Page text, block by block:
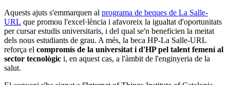
Aquests ajuts s'emmarquen al programa de beques de La Salle-
URL que promou l'excel·lència i afavoreix la igualtat d'oportunitats
per cursar estudis universitaris, i del qual se'n beneficien la meitat
dels nous estudiants de grau. A més, la beca HP-La Salle-URL
reforça el compromís de la universitat i d'HP pel talent femení al
sector tecnològic i, en aquest cas, a l'àmbit de l'enginyeria de la
salut.